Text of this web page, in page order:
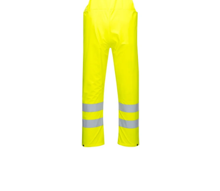
Chránená dielňa
Doprava, platba a zľavy
Potlač lôg
Kto sme
Formulár na vrátenie tovaru /odstúpenie od zmluvy
Zásady ochrany osobných údajov
Pravidlá a nastavenia cookies
Moja objednávka